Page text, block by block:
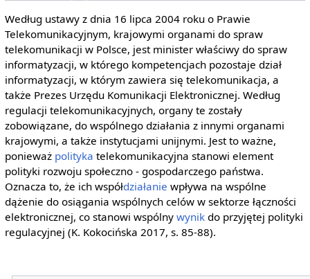
Według ustawy z dnia 16 lipca 2004 roku o Prawie
Telekomunikacyjnym, krajowymi organami do spraw
telekomunikacji w Polsce, jest minister właściwy do spraw
informatyzacji, w którego kompetencjach pozostaje dział
informatyzacji, w którym zawiera się telekomunikacja, a
także Prezes Urzędu Komunikacji Elektronicznej. Według
regulacji telekomunikacyjnych, organy te zostały
zobowiązane, do wspólnego działania z innymi organami
krajowymi, a także instytucjami unijnymi. Jest to ważne,
ponieważ polityka telekomunikacyjna stanowi element
polityki rozwoju społeczno - gospodarczego państwa.
Oznacza to, że ich współdziałanie wpływa na wspólne
dążenie do osiągania wspólnych celów w sektorze łączności
elektronicznej, co stanowi wspólny wynikdo przyjętej polityki
regulacyjnej (K. Kokocińska 2017, s. 85-88).